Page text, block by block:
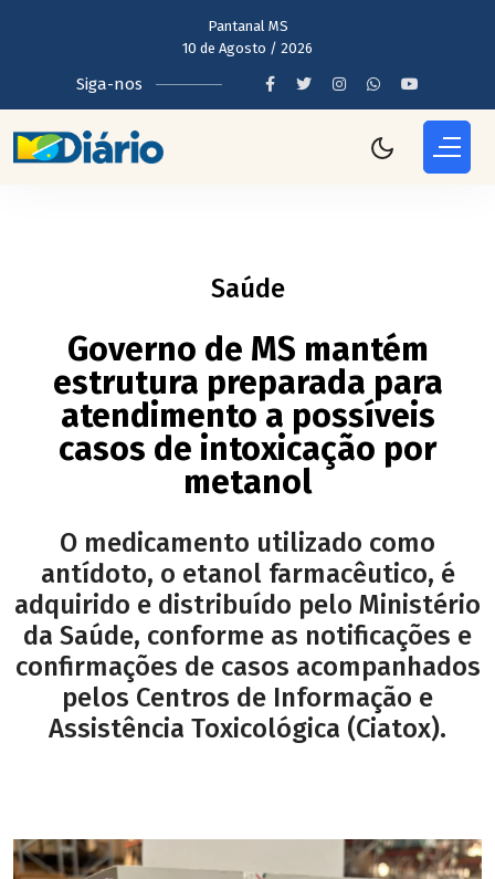
Pantanal MS
10 de Agosto / 2026
Siga-nos
Saúde
Governo de MS mantém
estrutura preparada para
atendimento a possíveis
casos de intoxicação por
metanol
O medicamento utilizado como
antídoto, o etanol farmacêutico, é
adquirido e distribuído pelo Ministério
da Saúde, conforme as notificações e
confirmações de casos acompanhados
pelos Centros de Informação e
Assistência Toxicológica (Ciatox).